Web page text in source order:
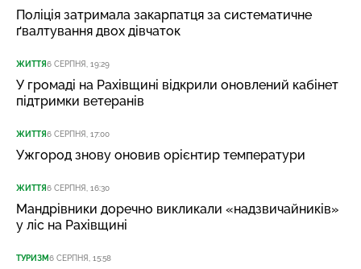
Поліція затримала закарпатця за систематичне
ґвалтування двох дівчаток
ЖИТТЯ6 СЕРПНЯ, 19:29
У громаді на Рахівщині відкрили оновлений кабінет
підтримки ветеранів
ЖИТТЯ6 СЕРПНЯ, 17:00
Ужгород знову оновив орієнтир температури
ЖИТТЯ6 СЕРПНЯ, 16:30
Мандрівники доречно викликали «надзвичайників»
у ліс на Рахівщині
ТУРИЗМ6 СЕРПНЯ, 15:58